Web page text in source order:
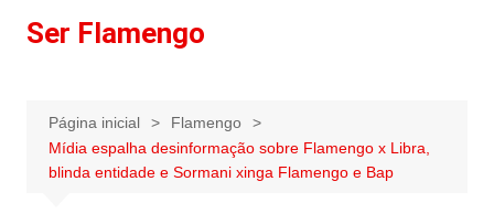
paraSer Flamengo
Página inicial
Flamengo
Mídia espalha desinformação sobre Flamengo x Libra,
blinda entidade e Sormani xinga Flamengo e Bap